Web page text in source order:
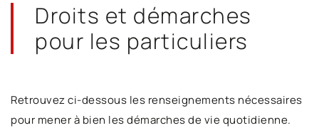
Droits et démarches
pour les particuliers
Retrouvez ci-dessous les renseignements nécessaires
pour mener à bien les démarches de vie quotidienne.